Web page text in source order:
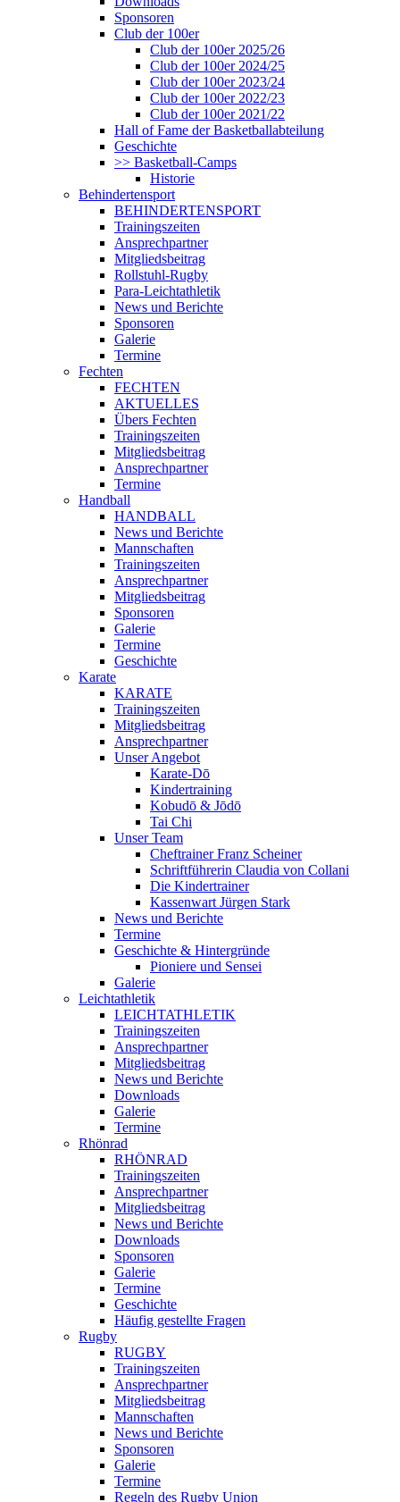
Sponsoren
Club der 100er
Club der 100er 2025/26
Club der 100er 2024/25
Club der 100er 2023/24
Club der 100er 2022/23
Club der 100er 2021/22
Hall of Fame der Basketballabteilung
Geschichte
>> Basketball-Camps
Historie
Behindertensport
BEHINDERTENSPORT
Trainingszeiten
Ansprechpartner
Mitgliedsbeitrag
Rollstuhl-Rugby
Para-Leichtathletik
News und Berichte
Sponsoren
Galerie
Termine
Fechten
FECHTEN
AKTUELLES
Übers Fechten
Trainingszeiten
Mitgliedsbeitrag
Ansprechpartner
Termine
Handball
HANDBALL
News und Berichte
Mannschaften
Trainingszeiten
Ansprechpartner
Mitgliedsbeitrag
Sponsoren
Galerie
Termine
Geschichte
Karate
KARATE
Trainingszeiten
Mitgliedsbeitrag
Ansprechpartner
Unser Angebot
Karate-Dō
Kindertraining
Kobudō & Jōdō
Tai Chi
Unser Team
Cheftrainer Franz Scheiner
Schriftführerin Claudia von Collani
Die Kindertrainer
Kassenwart Jürgen Stark
News und Berichte
Termine
Geschichte & Hintergründe
Pioniere und Sensei
Galerie
Leichtathletik
LEICHTATHLETIK
Trainingszeiten
Ansprechpartner
Mitgliedsbeitrag
News und Berichte
Downloads
Galerie
Termine
Rhönrad
RHÖNRAD
Trainingszeiten
Ansprechpartner
Mitgliedsbeitrag
News und Berichte
Downloads
Sponsoren
Galerie
Termine
Geschichte
Häufig gestellte Fragen
Rugby
RUGBY
Trainingszeiten
Ansprechpartner
Mitgliedsbeitrag
Mannschaften
News und Berichte
Sponsoren
Galerie
Termine
Regeln des Rugby Union